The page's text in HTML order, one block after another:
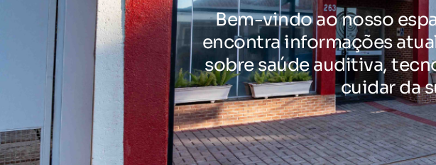
Bem-vindo ao nosso
encontra informações
sobre saúde auditiva,
cuidar da